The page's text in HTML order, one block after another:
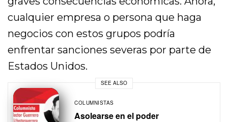
cualquier empresa o persona que haga
negocios con estos grupos podría
enfrentar sanciones severas por parte de
Estados Unidos.
SEE ALSO
COLUMNISTAS
Asolearse en el poder